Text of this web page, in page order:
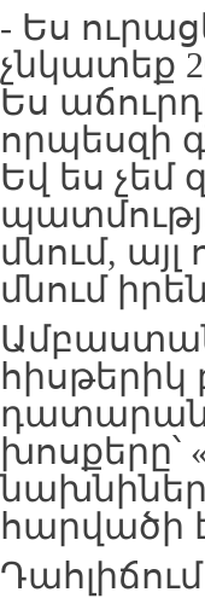
- Ես
չնկատեք
Ես
որպեսզի
Եվ ես չեմ
մնում,
մնում
խոսքերը՝
հարվածի